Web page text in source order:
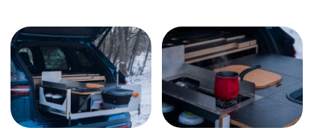
Я согласен с Политикой конфиденциальности